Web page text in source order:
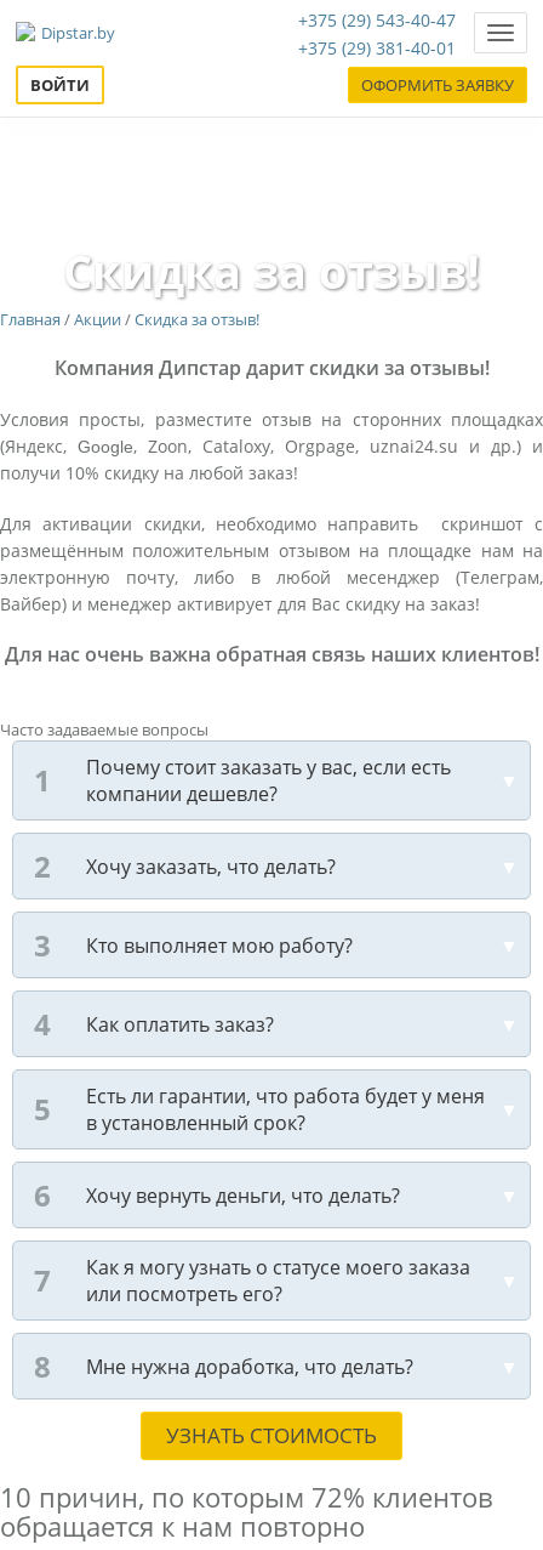
+375 (29) 543-40-47
+375 (29) 381-40-01
ВОЙТИ ОФОРМИТЬ ЗАЯВКУ
Скидка за отзыв!
Главная /Акции /Скидка за отзыв!
Компания Дипстар дарит скидки за отзывы!
Условия просты, разместите отзыв на сторонних площадках
(Яндекс, Google, Zoon, Cataloxy, Orgpage, uznai24.su и др.) и
получи 10% скидку на любой заказ!
Для активации скидки, необходимо направить скриншот с
размещённым положительным отзывом на площадке нам на
электронную почту, либо в любой месенджер (Телеграм,
Вайбер) и менеджер активирует для Вас скидку на заказ!
Для нас очень важна обратная связь наших клиентов!
Часто задаваемые вопросы
Почему стоит заказать у вас, если есть
компании дешевле?
Хочу заказать, что делать?
Кто выполняет мою работу?
Как оплатить заказ?
Есть ли гарантии, что работа будет у меня
в установленный срок?
Хочу вернуть деньги, что делать?
Как я могу узнать о статусе моего заказа
или посмотреть его?
Мне нужна доработка, что делать?
УЗНАТЬ СТОИМОСТЬ
10 причин, по которым 72% клиентов
обращается к нам повторно